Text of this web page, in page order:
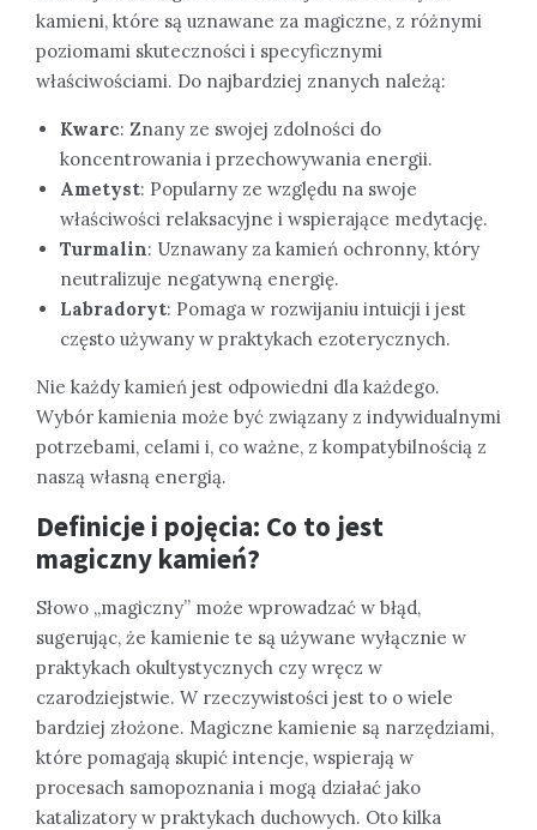
kamieni, które są uznawane za magiczne, z różnymi
poziomami skuteczności i specyficznymi
właściwościami. Do najbardziej znanych należą:
Kwarc: Znany ze swojej zdolności do
koncentrowania i przechowywania energii.
Ametyst: Popularny ze względu na swoje
właściwości relaksacyjne i wspierające medytację.
Turmalin: Uznawany za kamień ochronny, który
neutralizuje negatywną energię.
Labradoryt: Pomaga w rozwijaniu intuicji i jest
często używany w praktykach ezoterycznych.
Nie każdy kamień jest odpowiedni dla każdego.
Wybór kamienia może być związany z indywidualnymi
potrzebami, celami i, co ważne, z kompatybilnością z
naszą własną energią.
Definicje i pojęcia: Co to jest
magiczny kamień?
Słowo „magiczny” może wprowadzać w błąd,
sugerując, że kamienie te są używane wyłącznie w
praktykach okultystycznych czy wręcz w
czarodziejstwie. W rzeczywistości jest to o wiele
bardziej złożone. Magiczne kamienie są narzędziami,
które pomagają skupić intencje, wspierają w
procesach samopoznania i mogą działać jako
katalizatory w praktykach duchowych. Oto kilka